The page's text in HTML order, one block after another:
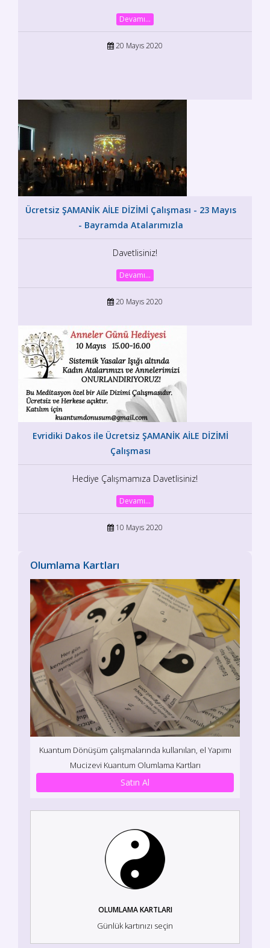
Devamı...
20 Mayıs 2020
Ücretsiz ŞAMANİK AİLE DİZİMİ Çalışması - 23 Mayıs
- Bayramda Atalarımızla
Davetlisiniz!
Devamı...
20 Mayıs 2020
Evridiki Dakos ile Ücretsiz ŞAMANİK AİLE DİZİMİ
Çalışması
Hediye Çalışmamıza Davetlisiniz!
Devamı...
10 Mayıs 2020
Olumlama Kartları
Kuantum Dönüşüm çalışmalarında kullanılan, el Yapımı
Mucizevi Kuantum Olumlama Kartları
Satın Al
OLUMLAMA KARTLARI
Günlük kartınızı seçin